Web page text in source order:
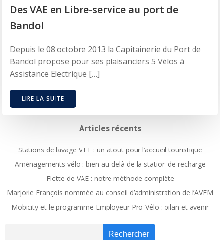
Des VAE en Libre-service au port de
Bandol
Depuis le 08 octobre 2013 la Capitainerie du Port de
Bandol propose pour ses plaisanciers 5 Vélos à
Assistance Electrique […]
LIRE LA SUITE
Articles récents
Stations de lavage VTT : un atout pour l’accueil touristique
Aménagements vélo : bien au-delà de la station de recharge
Flotte de VAE : notre méthode complète
Marjorie François nommée au conseil d’administration de l’AVEM
Mobicity et le programme Employeur Pro-Vélo : bilan et avenir
Rechercher